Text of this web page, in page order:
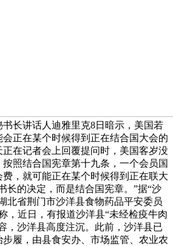
长讲话人迪雅里克8日暗示，美国若
正在某个时候得到正在结合国大会的
在记者会上回覆提问时，美国客岁没
照结合国宪章第十九条，一个会员国
，就可能正在某个时候得到正在联大
长的决定，而是结合国宪章。”据“沙
北省荆门市沙洋县食物药品平安委员
，近日，有报道沙洋县“未经检疫牛肉
，沙洋县高度注沉。此前，沙洋县已
步履，由县食安办、市场监管、农业农